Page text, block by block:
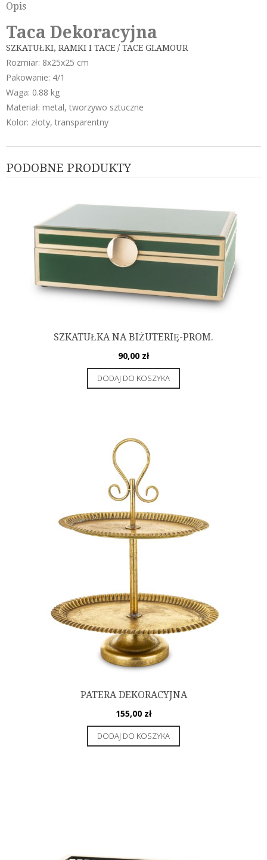
Opis
Taca Dekoracyjna
SZKATUŁKI, RAMKI I TACE / TACE GLAMOUR
Rozmiar: 8x25x25 cm
Pakowanie: 4/1
Waga: 0.88 kg
Materiał: metal, tworzywo sztuczne
Kolor: złoty, transparentny
PODOBNE PRODUKTY
SZKATUŁKA NA BIŻUTERIĘ-PROM.
90,00 zł
DODAJ DO KOSZYKA
PATERA DEKORACYJNA
155,00 zł
DODAJ DO KOSZYKA